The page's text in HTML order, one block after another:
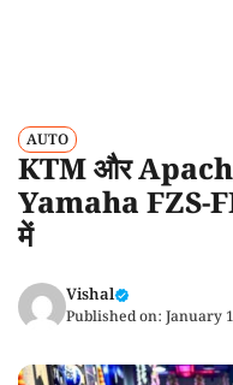
AUTO
KTM और
Yamaha FZS-FI
में
Vishal
Published on: January